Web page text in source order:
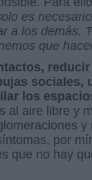
es
a los demás.
que
sociales,
los
al aire libre y
y
por
que no hay